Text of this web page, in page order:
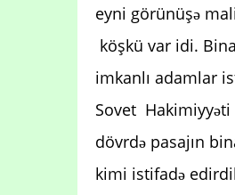
eyni görünüşə
köşkü var idi.
imkanlı adamlar
Sovet Hakimiyyəti
dövrdə pasajın
kimi istifadə